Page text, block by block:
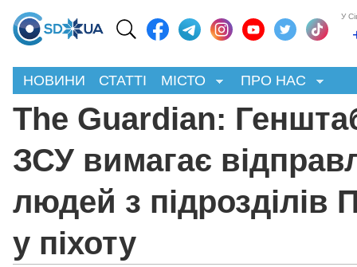
У
НОВИНИ СТАТТІ МІСТО ПРО НАС
The Guardian:
ЗСУ вимагає
людей з підрозділів
у піхоту